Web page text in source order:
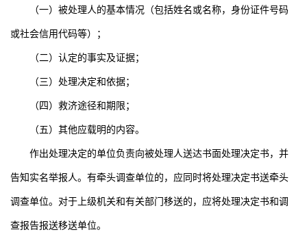
（一）被处理人的基本情况（包括姓名或名称，身份证件号码
或社会信用代码等）；
（二）认定的事实及证据；
（三）处理决定和依据；
（四）救济途径和期限；
（五）其他应载明的内容。
作出处理决定的单位负责向被处理人送达书面处理决定书，并
告知实名举报人。有牵头调查单位的，应同时将处理决定书送牵头
调查单位。对于上级机关和有关部门移送的，应将处理决定书和调
查报告报送移送单位。